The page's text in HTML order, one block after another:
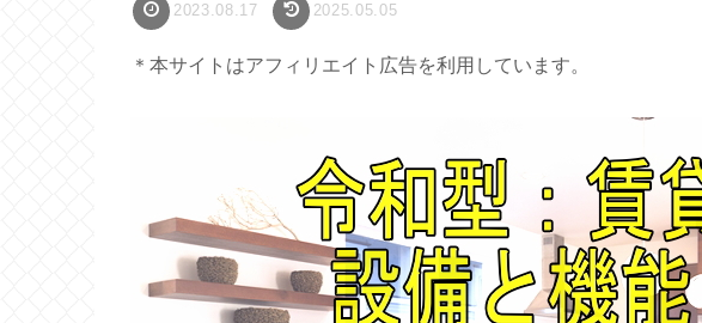
2023.08.17 2025.05.05
＊本サイトはアフィリエイト広告を利用しています。